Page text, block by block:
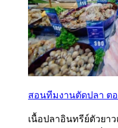
สอนทีมงานตัดปลา ตอ
เนื้อปลาอินทรีย์ตัวยา